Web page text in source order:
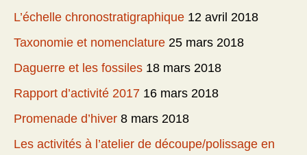
L’échelle chronostratigraphique 12 avril 2018
Taxonomie et nomenclature 25 mars 2018
Daguerre et les fossiles 18 mars 2018
Rapport d’activité 2017 16 mars 2018
Promenade d’hiver 8 mars 2018
Les activités à l’atelier de découpe/polissage en